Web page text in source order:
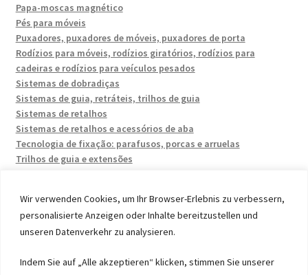
Wir verwenden Cookies, um Ihr Browser-Erlebnis zu verbessern,
personalisierte Anzeigen oder Inhalte bereitzustellen und
unseren Datenverkehr zu analysieren.
Indem Sie auf „Alle akzeptieren“ klicken, stimmen Sie unserer
Papa-moscas magnético
Pés para móveis
Puxadores, puxadores de móveis, puxadores de porta
Rodízios para móveis, rodízios giratórios, rodízios para
cadeiras e rodízios para veículos pesados
Sistemas de dobradiças
Sistemas de guia, retráteis, trilhos de guia
Sistemas de retalhos
Sistemas de retalhos e acessórios de aba
Tecnologia de fixação: parafusos, porcas e arruelas
Trilhos de guia e extensões
© 2026 by UMAXO Germany, member of the ERUON Group.